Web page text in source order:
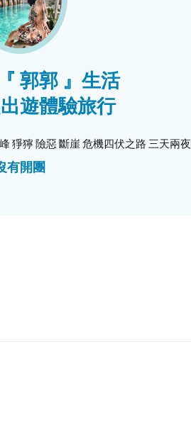
郭郭 』生活
遊體驗旅行
猙獰 險惡 斷崖 危機四伏之路 三天兩夜
有開團